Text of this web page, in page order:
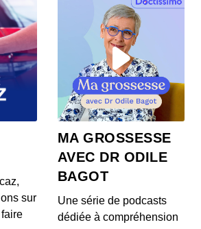
Un logo, une histoire - Nissan
- IL Y A 1 AN
la marque automobile japonaise la plus
qui soit : Nissan. Retour sur son histoire.
logo, une histoire - Bugatti
00:08:24 - IL Y A 1 AN
Voici le 30ᵉ épisode de votre podcast auto préféré.
Lumière sur Bugatti, l'histoire d'une marque...
Un logo, une histoire - Seat
- IL Y A 2 ANS
logo, une histoire, le podcast d’AutoPlus qui
sur
MA GROSSESSE
AVEC DR ODILE
BAGOT
Une série de podcasts
dédiée à compréhension